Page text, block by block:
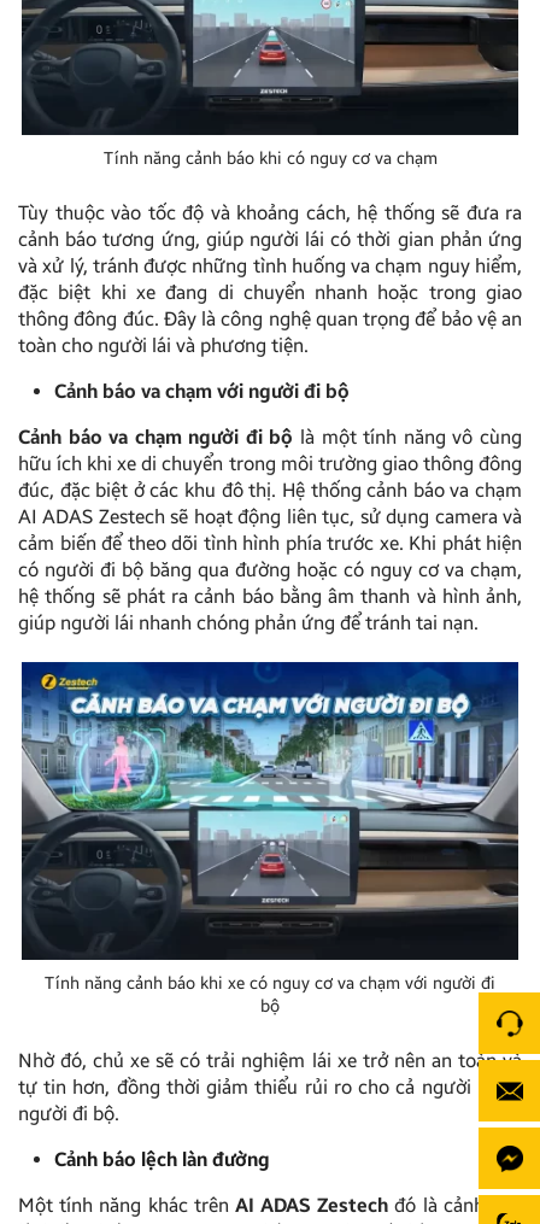
Tính năng cảnh báo khi có nguy cơ va chạm
Tùy thuộc vào tốc độ và khoảng cách, hệ thống sẽ đưa ra
cảnh báo tương ứng, giúp người lái có thời gian phản ứng
và xử lý, tránh được những tình huống va chạm nguy hiểm,
đặc biệt khi xe đang di chuyển nhanh hoặc trong giao
thông đông đúc. Đây là công nghệ quan trọng để bảo vệ an
toàn cho người lái và phương tiện.
Cảnh báo va chạm với người đi bộ
Cảnh báo va chạm người đi bộ là một tính năng vô cùng
hữu ích khi xe di chuyển trong môi trường giao thông đông
đúc, đặc biệt ở các khu đô thị. Hệ thống cảnh báo va chạm
AI ADAS Zestech sẽ hoạt động liên tục, sử dụng camera và
cảm biến để theo dõi tình hình phía trước xe. Khi phát hiện
có người đi bộ băng qua đường hoặc có nguy cơ va chạm,
hệ thống sẽ phát ra cảnh báo bằng âm thanh và hình ảnh,
giúp người lái nhanh chóng phản ứng để tránh tai nạn.
Tính năng cảnh báo khi xe có nguy cơ va chạm với người đi
bộ
Nhờ đó, chủ xe sẽ có trải nghiệm lái xe trở nên an toàn và
tự tin hơn, đồng thời giảm thiểu rủi ro cho cả người lái và
người đi bộ.
Cảnh báo lệch làn đường
Một tính năng khác trên AI ADAS Zestech đó là cảnh báo